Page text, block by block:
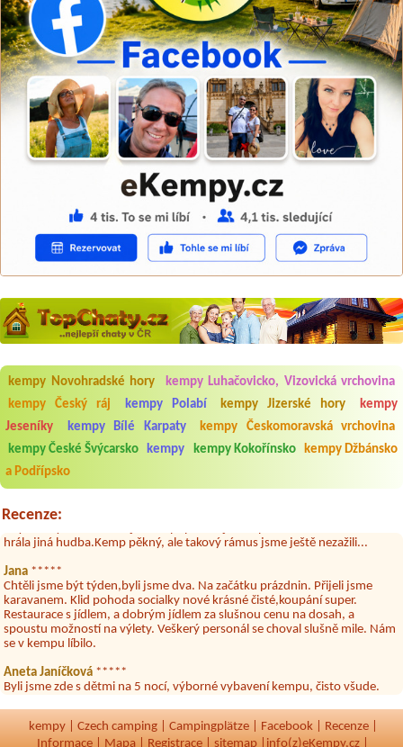
kempy Novohradské hory
kempy Luhačovicko, Vizovická vrchovina
kempy Český ráj
kempy Polabí kempy Jizerské hory
kempy
Jeseníky
kempy Bílé Karpaty
kempy Českomoravská vrchovina
kempy České Švýcarsko
kempy kempy Kokořínsko
kempy Džbánsko
a Podřípsko
Recenze:
Aneta Melicharová
***
Byli jsme zde v týdnu od 25.7. do 1.8. 2026. Kemp jako takový je pěkný.
V umývárně i na WC bylo vždy čisto, doplněný papír i utěrky, což při
množství návštěvníků není samozřejmost. V kempu je obchod a
restaurace, kebab a další občerstvení. Co nás ale velice zklamalo byl
celodenní hluk z repráků u stanů a absolutní bezohlednost ostatních
ubytovaných. Přes den jsem si připadala jak na pouti- z každého koutu
hrála jiná hudba.Kemp pěkný, ale takový rámus jsme ještě nezažili...
Jana
*****
Chtěli jsme být týden,byli jsme dva. Na začátku prázdnin. Přijeli jsme
karavanem. Klid pohoda socialky nové krásné čisté,koupání super.
Restaurace s jídlem, a dobrým jídlem za slušnou cenu na dosah, a
spoustu možností na výlety. Veškerý personál se choval slušně mile. Nám
se v kempu líbilo.
Aneta Janíčková *****
Byli jsme zde s dětmi na 5 nocí, výborné vybavení kempu, čisto všude.
Výborná káva, mošt i víno a další.Milí hostitelé, vždy usměvaví a ochotní,
umístění kempu blízko všem zážitkům ať turistickým,tak vodním. V
docházkové blízkosti kempu vodní nádrž, restaurace a bazénem,
autobusová zastávka, obchod a další. Děkujeme, bylo to úžasné.
kempy Czech camping Campingplätze Facebook Recenze
Informace
Mapa Registrace sitemap info(z)eKempy.cz |